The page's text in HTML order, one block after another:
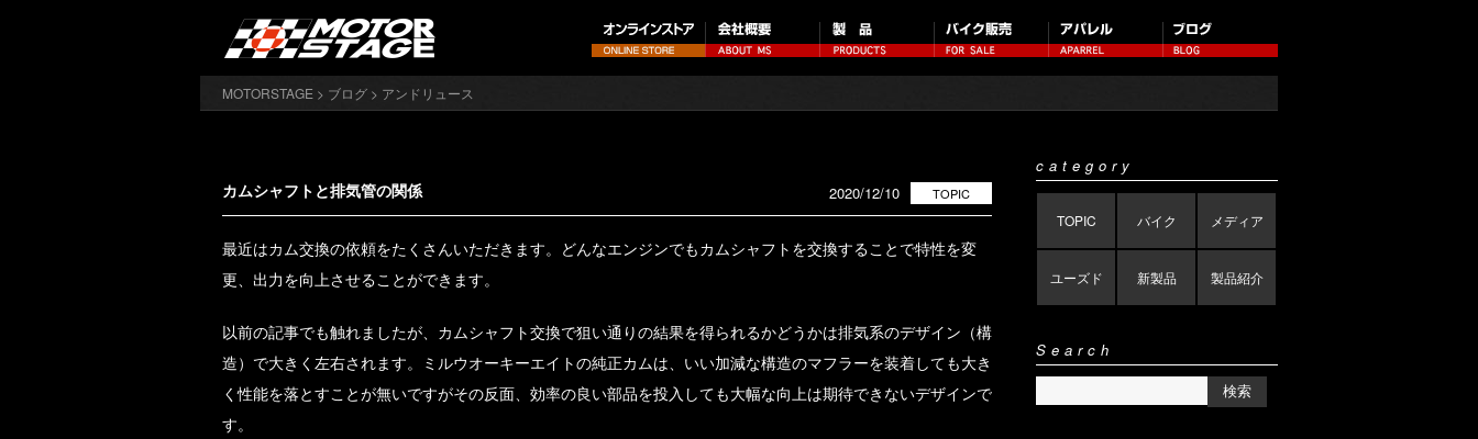
MOTORSTAGE > ブログ > アンドリュース
カムシャフトと排気管の関係 TOPIC
2020/12/10
最近はカム交換の依頼をたくさんいただきます。どんなエンジンでもカムシャフトを交換することで特性を変
更、出力を向上させることができます。
以前の記事でも触れましたが、カムシャフト交換で狙い通りの結果を得られるかどうかは排気系のデザイン（構
造）で大きく左右されます。ミルウオーキーエイトの純正カムは、いい加減な構造のマフラーを装着しても大き
く性能を落とすことが無いですがその反面、効率の良い部品を投入しても大幅な向上は期待できないデザインで
す。
category
TOPIC バイク メディア
ユーズド 新製品 製品紹介
Search